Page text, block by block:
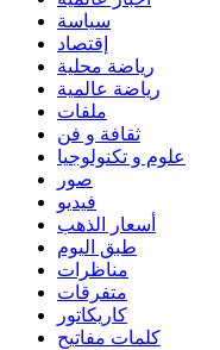
سياسة
إقتصاد
رياضة محلية
رياضة عالمية
ملفات
ثقافة و فن
علوم و تكنولوجيا
صور
فيديو
أسعار الذهب
طبق اليوم
مناظرات
متفرقات
كاريكاتور
كلمات مفاتيح